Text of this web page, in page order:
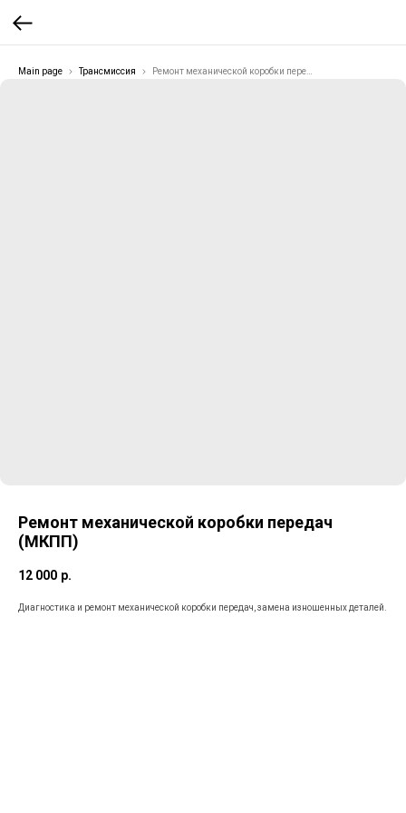
Main page Трансмиссия
Ремонт механической коробки передач
(МКПП)
12 000 р.
Диагностика и ремонт механической коробки передач, замена изношенных деталей.